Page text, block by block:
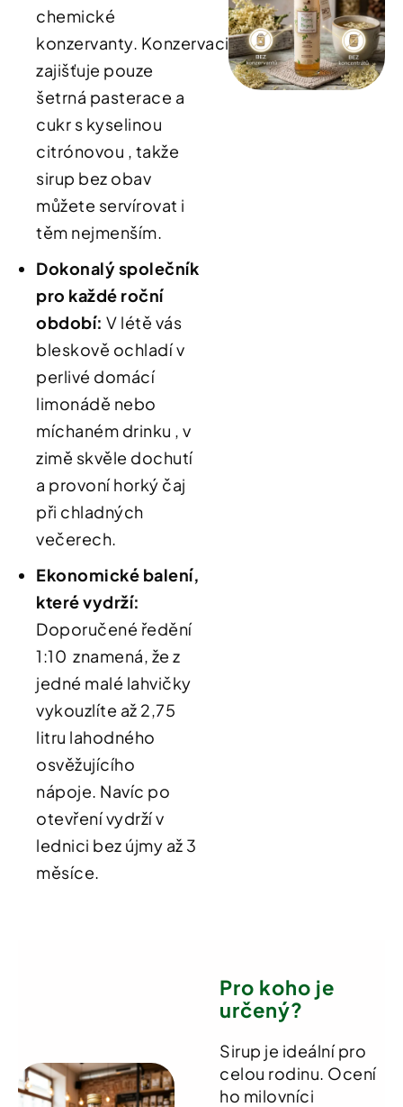
chemické
konzervanty. Konzervaci
zajišťuje pouze
šetrná pasterace a
cukr s kyselinou
citrónovou , takže
sirup bez obav
můžete servírovat i
těm nejmenším.
Dokonalý společník
pro každé roční
období: V létě vás
bleskově ochladí v
perlivé domácí
limonádě nebo
míchaném drinku , v
zimě skvěle dochutí
a provoní horký čaj
při chladných
večerech.
Ekonomické balení,
které vydrží:
Doporučené ředění
1:10 znamená, že z
jedné malé lahvičky
vykouzlíte až 2,75
litru lahodného
osvěžujícího
nápoje. Navíc po
otevření vydrží v
lednici bez újmy až 3
měsíce.
Pro koho je
určený?
Sirup je ideální pro
celou rodinu. Ocení
ho milovníci